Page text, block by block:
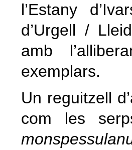
l’Estany
d’Urgell /
amb
exemplars.
Un reguitzell
com les